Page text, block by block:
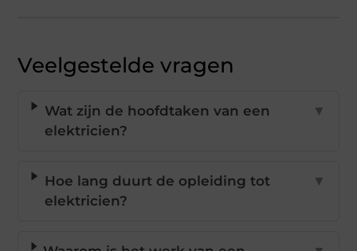
Veelgestelde vragen
Wat zijn de hoofdtaken van een
elektricien?
▼
Hoe lang duurt de opleiding tot
elektricien?
▼